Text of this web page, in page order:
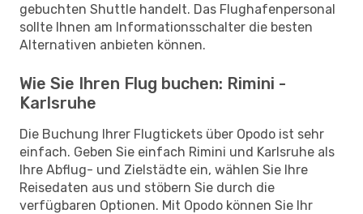
gebuchten Shuttle handelt. Das Flughafenpersonal
sollte Ihnen am Informationsschalter die besten
Alternativen anbieten können.
Wie Sie Ihren Flug buchen: Rimini -
Karlsruhe
Die Buchung Ihrer Flugtickets über Opodo ist sehr
einfach. Geben Sie einfach Rimini und Karlsruhe als
Ihre Abflug- und Zielstädte ein, wählen Sie Ihre
Reisedaten aus und stöbern Sie durch die
verfügbaren Optionen. Mit Opodo können Sie Ihr